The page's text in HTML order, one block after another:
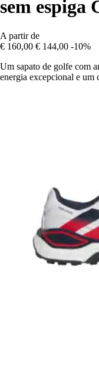
sem espiga
A partir de
€ 160,00 € 144,00 -10%
Um sapato de golfe com
energia excepcional e um